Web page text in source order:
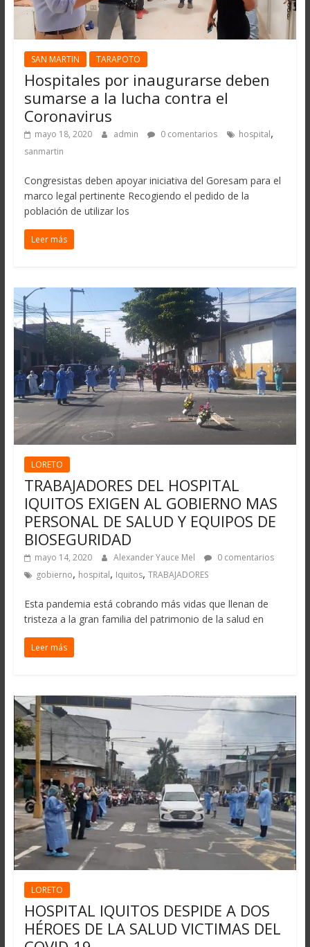
SAN MARTIN TARAPOTO
Hospitales por inaugurarse deben
sumarse a la lucha contra el
Coronavirus
mayo 18, 2020 admin 0 comentarios hospital,
sanmartin
Congresistas deben apoyar iniciativa del Goresam para el
marco legal pertinente Recogiendo el pedido de la
población de utilizar los
Leer más
LORETO
TRABAJADORES DEL HOSPITAL
IQUITOS EXIGEN AL GOBIERNO MAS
PERSONAL DE SALUD Y EQUIPOS DE
BIOSEGURIDAD
mayo 14, 2020 Alexander Yauce Mel
0 comentarios
gobierno, hospital, Iquitos, TRABAJADORES
Esta pandemia está cobrando más vidas que llenan de
tristeza a la gran familia del patrimonio de la salud en
Leer más
LORETO
HOSPITAL IQUITOS DESPIDE A DOS
HÉROES DE LA SALUD VICTIMAS DEL